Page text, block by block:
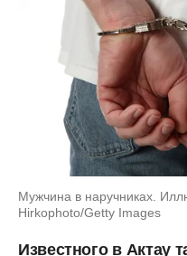
Мужчина в наручниках.
Hirkophoto/Getty Images
Известного в Актау